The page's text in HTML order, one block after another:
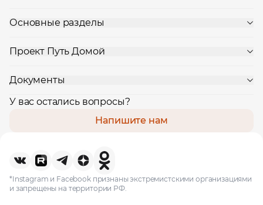
Основные разделы
Проект Путь Домой
Документы
У вас остались вопросы?
Напишите нам
*Instagram и Facebook признаны экстремистскими организациями
и запрещены на территории РФ.